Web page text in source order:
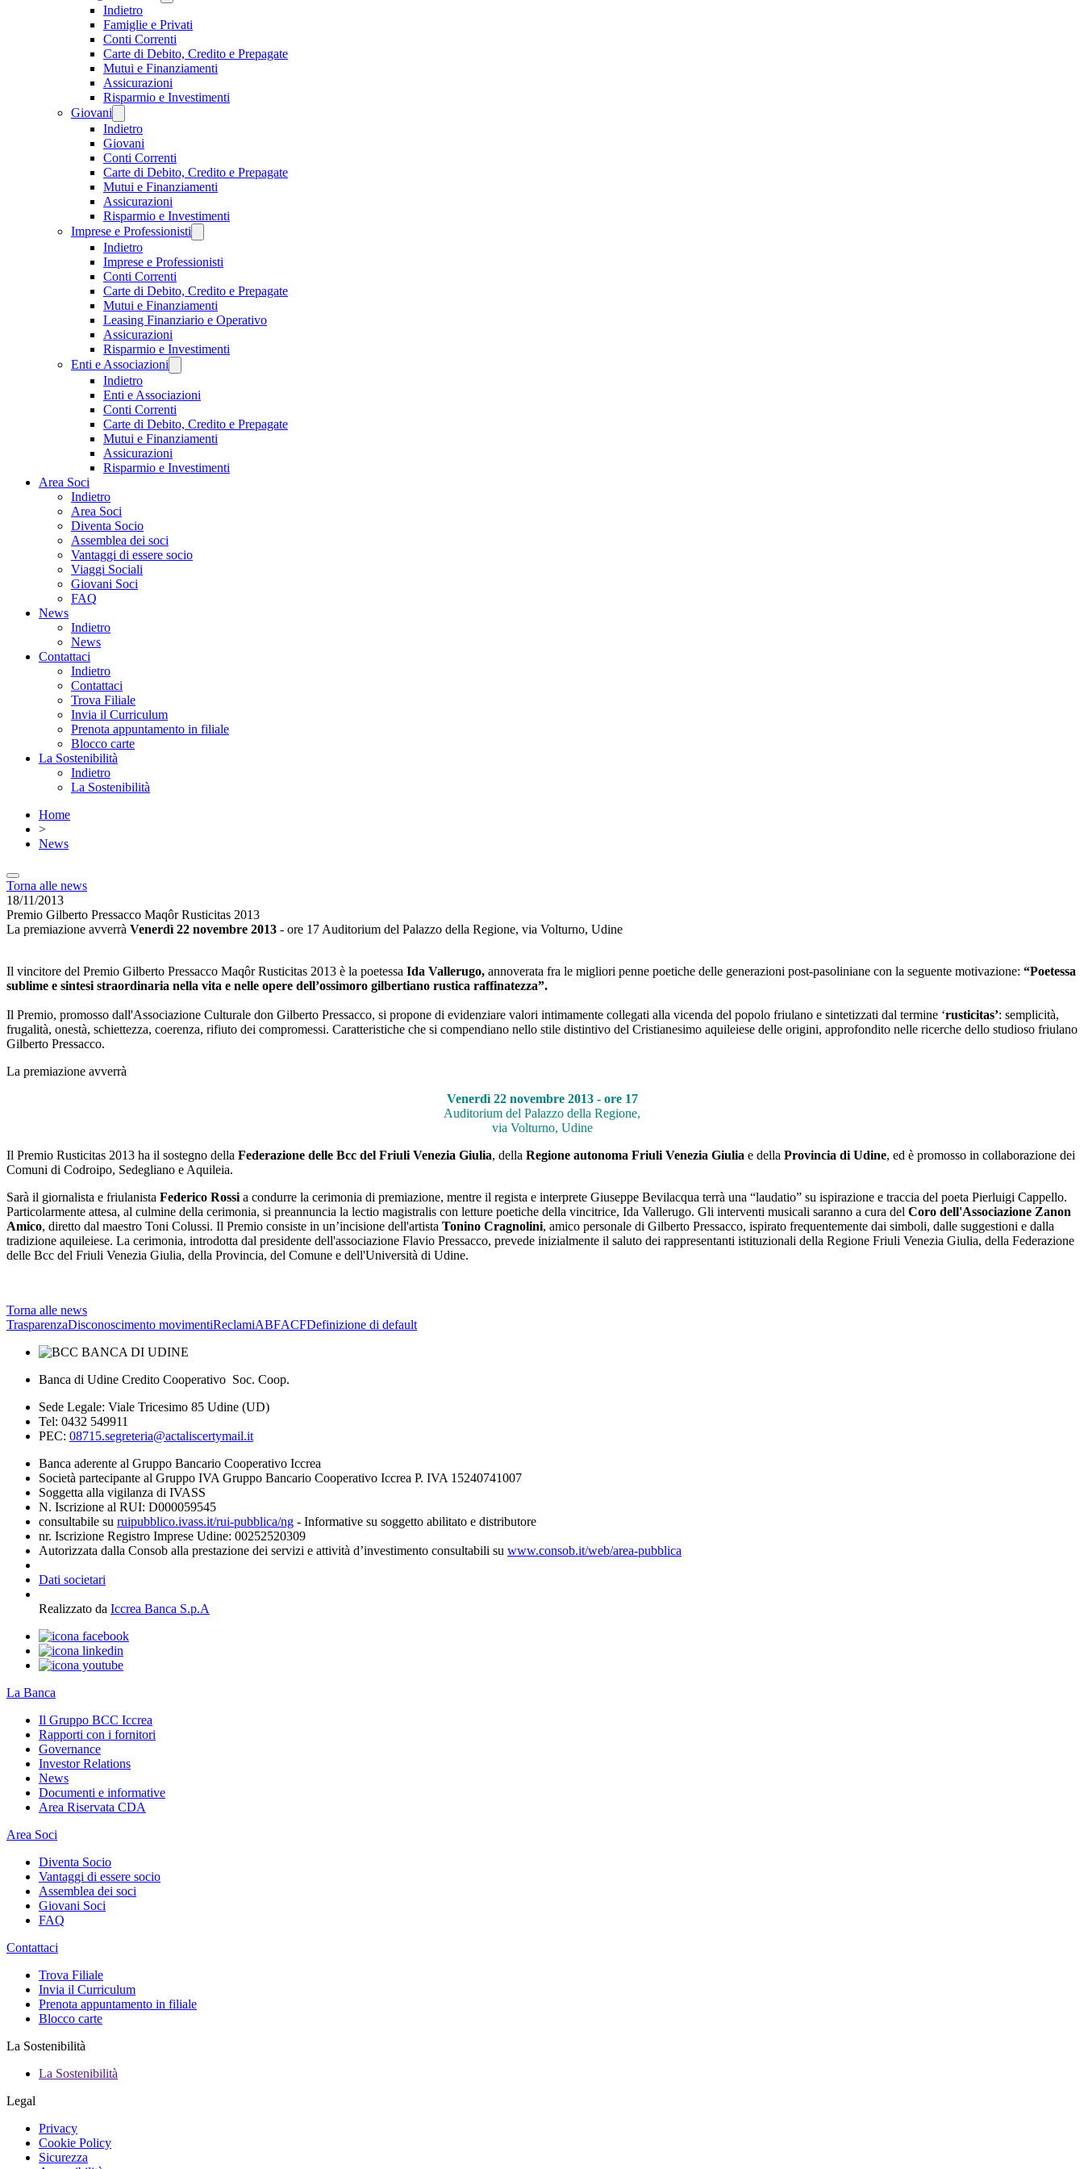
Indietro
Famiglie e Privati
Conti Correnti
Carte di Debito, Credito e Prepagate
Mutui e Finanziamenti
Assicurazioni
Risparmio e Investimenti
Giovani
Indietro
Giovani
Conti Correnti
Carte di Debito, Credito e Prepagate
Mutui e Finanziamenti
Assicurazioni
Risparmio e Investimenti
Imprese e Professionisti
Indietro
Imprese e Professionisti
Conti Correnti
Carte di Debito, Credito e Prepagate
Mutui e Finanziamenti
Leasing Finanziario e Operativo
Assicurazioni
Risparmio e Investimenti
Enti e Associazioni
Indietro
Enti e Associazioni
Conti Correnti
Carte di Debito, Credito e Prepagate
Mutui e Finanziamenti
Assicurazioni
Risparmio e Investimenti
Area Soci
Indietro
Area Soci
Diventa Socio
Assemblea dei soci
Vantaggi di essere socio
Viaggi Sociali
Giovani Soci
FAQ
News
Indietro
News
Contattaci
Indietro
Contattaci
Trova Filiale
Invia il Curriculum
Prenota appuntamento in filiale
Blocco carte
La Sostenibilità
Indietro
La Sostenibilità
Home
>
News
Torna alle news
18/11/2013
Premio Gilberto Pressacco Maqôr Rusticitas 2013
La premiazione avverrà Venerdì 22 novembre 2013 - ore 17 Auditorium del Palazzo della Regione, via Volturno, Udine
Il vincitore del Premio Gilberto Pressacco Maqôr Rusticitas 2013 è la poetessa Ida Vallerugo, annoverata fra le migliori penne poetiche delle generazioni post-pasoliniane con la seguente motivazione: “Poetessa
sublime e sintesi straordinaria nella vita e nelle opere dell’ossimoro gilbertiano rustica raffinatezza”.
Il Premio, promosso dall'Associazione Culturale don Gilberto Pressacco, si propone di evidenziare valori intimamente collegati alla vicenda del popolo friulano e sintetizzati dal termine ‘rusticitas’: semplicità,
frugalità, onestà, schiettezza, coerenza, rifiuto dei compromessi. Caratteristiche che si compendiano nello stile distintivo del Cristianesimo aquileiese delle origini, approfondito nelle ricerche dello studioso friulano
Gilberto Pressacco.
La premiazione avverrà
Venerdì 22 novembre 2013 - ore 17
Auditorium del Palazzo della Regione,
via Volturno, Udine
Il Premio Rusticitas 2013 ha il sostegno della Federazione delle Bcc del Friuli Venezia Giulia, della Regione autonoma Friuli Venezia Giulia e della Provincia di Udine, ed è promosso in collaborazione dei
Comuni di Codroipo, Sedegliano e Aquileia.
Sarà il giornalista e friulanista Federico Rossi a condurre la cerimonia di premiazione, mentre il regista e interprete Giuseppe Bevilacqua terrà una “laudatio” su ispirazione e traccia del poeta Pierluigi Cappello.
Particolarmente attesa, al culmine della cerimonia, si preannuncia la lectio magistralis con letture poetiche della vincitrice, Ida Vallerugo. Gli interventi musicali saranno a cura del Coro dell'Associazione Zanon
Amico, diretto dal maestro Toni Colussi. Il Premio consiste in un’incisione dell'artista Tonino Cragnolini, amico personale di Gilberto Pressacco, ispirato frequentemente dai simboli, dalle suggestioni e dalla
tradizione aquileiese. La cerimonia, introdotta dal presidente dell'associazione Flavio Pressacco, prevede inizialmente il saluto dei rappresentanti istituzionali della Regione Friuli Venezia Giulia, della Federazione
delle Bcc del Friuli Venezia Giulia, della Provincia, del Comune e dell'Università di Udine.
Torna alle news
TrasparenzaDisconoscimento movimentiReclamiABFACFDefinizione di default
Banca di Udine Credito Cooperativo Soc. Coop.
Sede Legale: Viale Tricesimo 85 Udine (UD)
Tel: 0432 549911
PEC: 08715.segreteria@actaliscertymail.it
Banca aderente al Gruppo Bancario Cooperativo Iccrea
Società partecipante al Gruppo IVA Gruppo Bancario Cooperativo Iccrea P. IVA 15240741007
Soggetta alla vigilanza di IVASS
N. Iscrizione al RUI: D000059545
consultabile su ruipubblico.ivass.it/rui-pubblica/ng - Informative su soggetto abilitato e distributore
nr. Iscrizione Registro Imprese Udine: 00252520309
Autorizzata dalla Consob alla prestazione dei servizi e attività d’investimento consultabili su www.consob.it/web/area-pubblica
Dati societari
Realizzato da Iccrea Banca S.p.A
La Banca
Il Gruppo BCC Iccrea
Rapporti con i fornitori
Governance
Investor Relations
News
Documenti e informative
Area Riservata CDA
Area Soci
Diventa Socio
Vantaggi di essere socio
Assemblea dei soci
Giovani Soci
FAQ
Contattaci
Trova Filiale
Invia il Curriculum
Prenota appuntamento in filiale
Blocco carte
La Sostenibilità
La Sostenibilità
Legal
Privacy
Cookie Policy
Sicurezza